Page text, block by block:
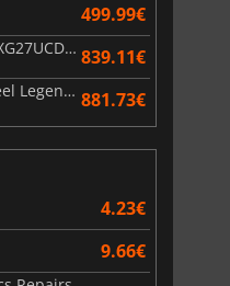
499.99€
Asus ROG Swift OLED XG27UCDMG 839.11€
Radeon RX 9070 XT Steel Legend 16GB 881.73€
4.23€
9.66€